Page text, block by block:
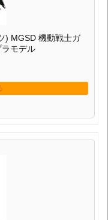
) MGSD 機動戦士ガ
モデル